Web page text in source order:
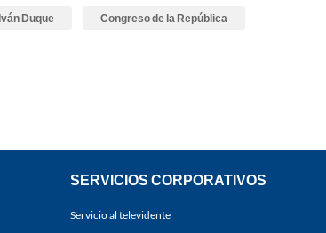
Duque Congreso de la República
SERVICIOS CORPORATIVOS
Servicio al televidente